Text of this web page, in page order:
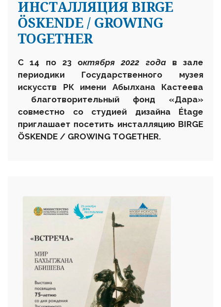
ИНСТАЛЛЯЦИЯ BIRGE
ÖSKENDE / GROWING
TOGETHER
С 14 по 23 октября 2022 года в зале
периодики Государственного музея
искусств РКимени Абылхана Кастеева
благотворительный фонд «Дара»
совместно со студией дизайна Étage
приглашает посетить инсталляцию BIRGE
ÖSKENDE / GROWING TOGETHER.